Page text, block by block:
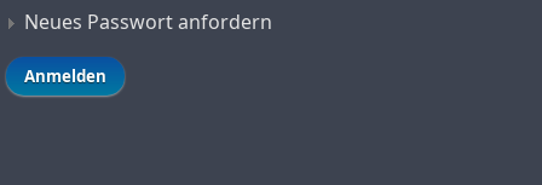
Neues Passwort anfordern